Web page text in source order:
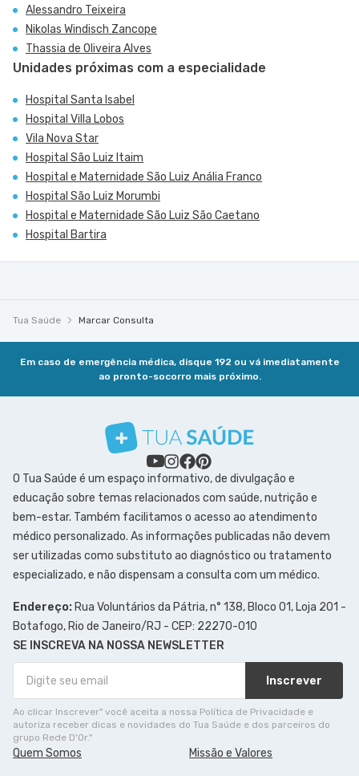
Alessandro Teixeira
Nikolas Windisch Zancope
Thassia de Oliveira Alves
Unidades próximas com a especialidade
Hospital Santa Isabel
Hospital Villa Lobos
Vila Nova Star
Hospital São Luiz Itaim
Hospital e Maternidade São Luiz Anália Franco
Hospital São Luiz Morumbi
Hospital e Maternidade São Luiz São Caetano
Hospital Bartira
Tua Saúde Marcar Consulta
Em caso de emergência médica, disque 192 ou vá imediatamente
ao pronto-socorro mais próximo.
O Tua Saúde é um espaço informativo, de divulgação e
educação sobre temas relacionados com saúde, nutrição e
bem-estar. Também facilitamos o acesso ao atendimento
médico personalizado. As informações publicadas não devem
ser utilizadas como substituto ao diagnóstico ou tratamento
especializado, e não dispensam a consulta com um médico.
Endereço: Rua Voluntários da Pátria, n° 138, Bloco 01, Loja 201 -
Botafogo, Rio de Janeiro/RJ - CEP: 22270-010
SE INSCREVA NA NOSSA NEWSLETTER
Inscrever
Ao clicar Inscrever" você aceita a nossa Política de Privacidade e
autoriza receber dicas e novidades do Tua Saúde e dos parceiros do
grupo Rede D'Or."
Quem Somos Missão e Valores